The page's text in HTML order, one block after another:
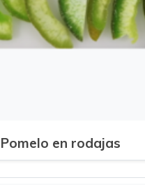
Pomelo en rodajas